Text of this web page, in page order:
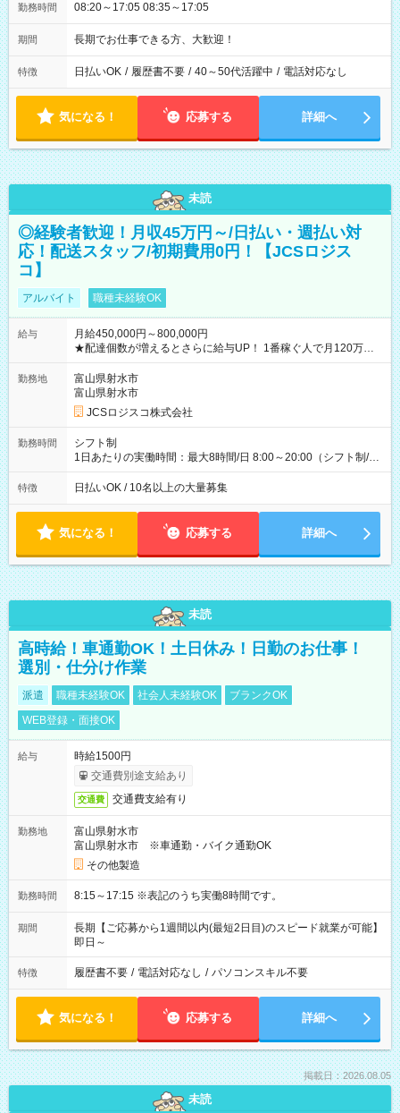
勤務時間 08:20～17:05 08:35～17:05
期間 長期でお仕事できる方、大歓迎！
特徴 日払いOK / 履歴書不要 / 40～50代活躍中 / 電話対応なし
気になる！ 応募する 詳細へ
未読
◎経験者歓迎！月収45万円～/日払い・週払い対
応！配送スタッフ/初期費用0円！【JCSロジス
コ】
アルバイト 職種未経験OK
給与
月給450,000円～800,000円
★配達個数が増えるとさらに給与UP！ 1番稼ぐ人で月120万ほ
ど！ ・主要都市エリア 月収55万円／週5日稼働 月収65万~112
万円／週6日稼働 ・地方郊外エリア 月収40万円／週5日稼働 月
収40万円~50万円／週6日稼働 ＜モデルイメージ＞ ■月収50万
円 (27歳男性/江東区在住)※元建築関係 1日150個配達×25日勤務
(日休み) ■月収80万円(43歳男性/墨田区在住)※元営業 1日200個
勤務地
富山県射水市
富山県射水市
JCSロジスコ株式会社
勤務時間
シフト制
1日あたりの実働時間：最大8時間/日 8:00～20:00（シフト制/実
働8時間） ※週5日勤務（場所次第では週4も有り） ※配達状況
によって時間外での勤務可能性有り ※案件により多少の前後あ
特徴 日払いOK / 10名以上の大量募集
気になる！ 応募する 詳細へ
未読
高時給！車通勤OK！土日休み！日勤のお仕事！
選別・仕分け作業
派遣 職種未経験OK 社会人未経験OK
ブランクOK
WEB登録・面接OK
給与
時給1500円
交通費別途支給あり
交通費 交通費支給有り
勤務地
富山県射水市
富山県射水市 ※車通勤・バイク通勤OK
その他製造
勤務時間 8:15～17:15 ※表記のうち実働8時間です。
期間
長期【ご応募から1週間以内(最短2日目)のスピード就業が可能】
即日～
特徴 履歴書不要 / 電話対応なし / パソコンスキル不要
気になる！ 応募する 詳細へ
掲載日：2026.08.05
未読